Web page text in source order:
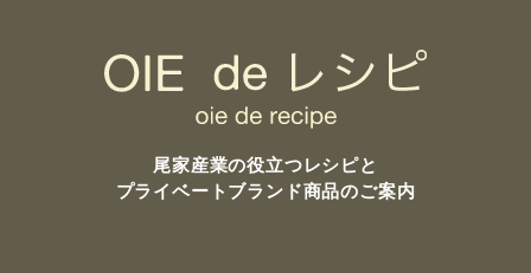
尾家産業の役立つレシピと
プライベートブランド商品のご案内